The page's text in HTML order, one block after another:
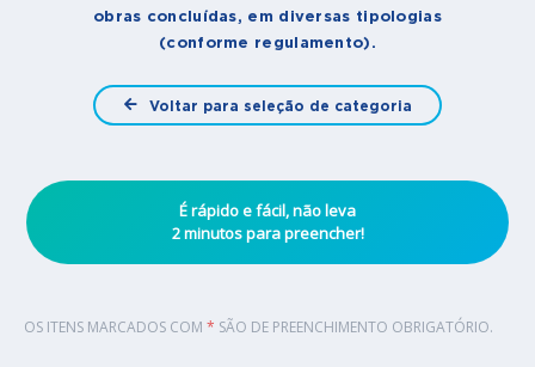
obras concluídas, em diversas tipologias
(conforme regulamento).
Voltar para seleção de categoria